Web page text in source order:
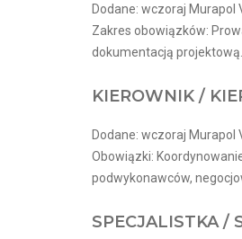
Dodane: wczoraj Murapol
Zakres obowiązków:
dokumentacją
KIEROWNIK /
Dodane: wczoraj Murapol
Obowiązki:
podwykonawców,
SPECJALISTKA /